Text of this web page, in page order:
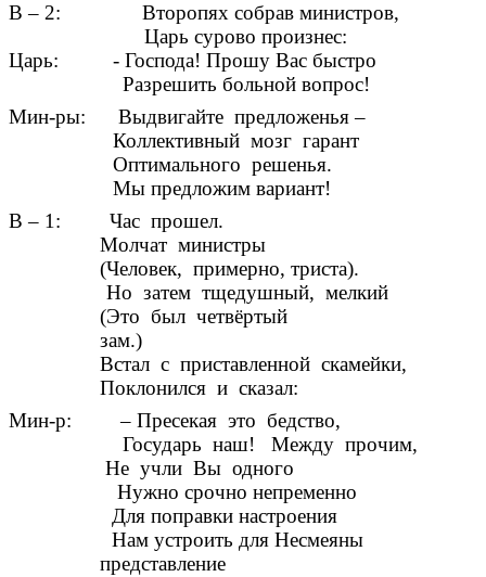
В – 2: Второпях собрав министров,
Царь сурово произнес:
Царь: - Господа! Прошу Вас быстро
Разрешить больной вопрос!
Мин-ры: Выдвигайте предложенья –
Коллективный мозг гарант
Оптимального решенья.
Мы предложим вариант!
В – 1: Час прошел.
Молчат министры
(Человек, примерно, триста).
Но затем тщедушный, мелкий
(Это был четвёртый
зам.)
Встал с приставленной скамейки,
Поклонился и сказал:
Мин-р: – Пресекая это бедство,
Государь наш! Между прочим,
Не учли Вы одного
Нужно срочно непременно
Для поправки настроения
Нам устроить для Несмеяны
представление